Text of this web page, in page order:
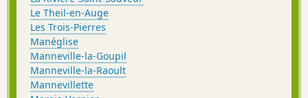
Le Theil-en-Auge
Les Trois-Pierres
Manéglise
Manneville-la-Goupil
Manneville-la-Raoult
Mannevillette